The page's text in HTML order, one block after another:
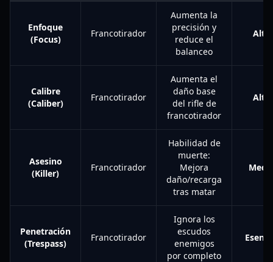
Enfoque
(Focus)
Francotirador
Aumenta la
precisión y
reduce el
balanceo
Alta
Calibre
(Caliber)
Francotirador
Aumenta el
daño base
del rifle de
francotirador
Alta
Asesino
(Killer)
Francotirador
Habilidad de
muerte:
Mejora
daño/recarga
tras matar
Penetración
(Trespass)
Francotirador
Ignora los
escudos
enemigos
por completo